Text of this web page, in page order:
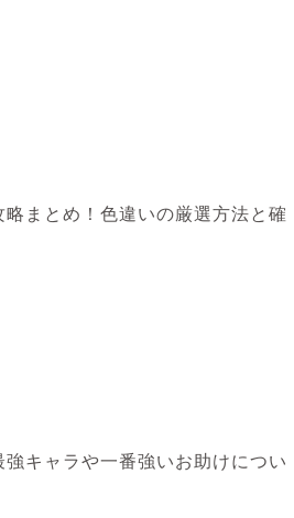
まとめ！色違いの厳選方法と確
キャラや一番強いお助けについ